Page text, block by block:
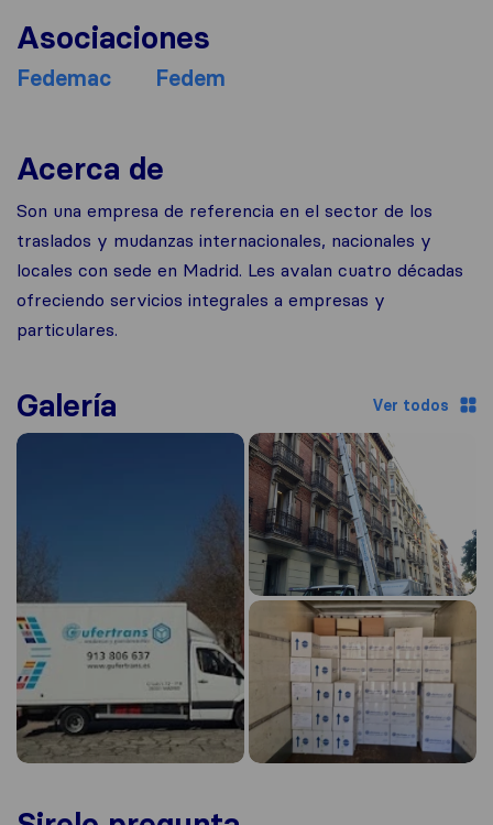
Asociaciones
Fedemac Fedem
Acerca de
Son una empresa de referencia en el sector de los
traslados y mudanzas internacionales, nacionales y
locales con sede en Madrid. Les avalan cuatro décadas
ofreciendo servicios integrales a empresas y
particulares.
Galería Ver todos